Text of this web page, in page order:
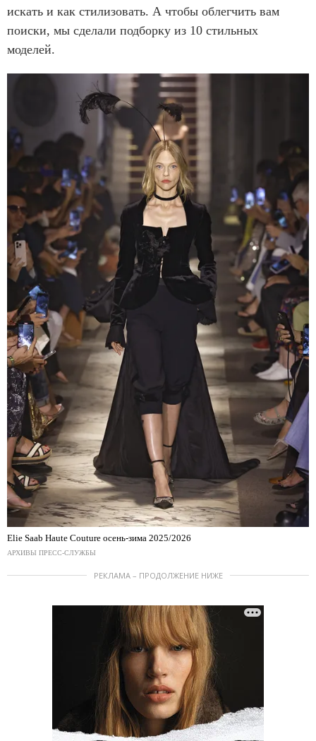
искать и как стилизовать. А чтобы облегчить вам
поиски, мы сделали подборку из 10 стильных
моделей.
Elie Saab Haute Couture осень-зима 2025/2026
АРХИВЫ ПРЕСС-СЛУЖБЫ
РЕКЛАМА – ПРОДОЛЖЕНИЕ НИЖЕ